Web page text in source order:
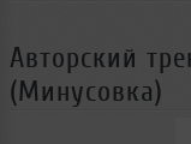
Авторский
(Минусовка)